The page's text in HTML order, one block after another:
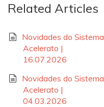
Related Articles
Novidades do Sistema
Acelerato |
16.07.2026
Novidades do Sistema
Acelerato |
04.03.2026